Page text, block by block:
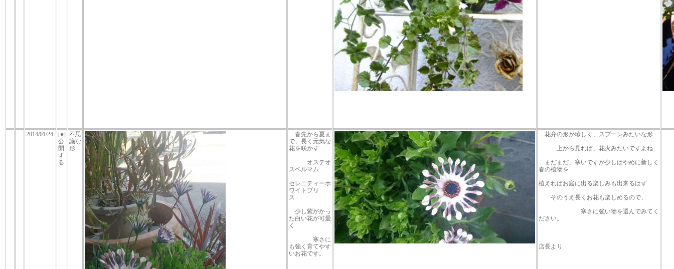
2014/01/24
[●]
公
開
す
る
不思
議な
形
春先から夏ま
で、長く元気な
花を咲かす
オステオ
スペルマム
セレニティーホ
ワイトブリ
ス
少し紫がかっ
た白い花が可愛
く
寒さに
も強く育てやす
いお花です。
花弁の形が珍しく、スプーンみたいな形
上から見れば、花火みたいですよね
まだまだ、寒いですが少しはやめに新しく
春の植物を
植えればお庭に出る楽しみも出来るはず
そのうえ長くお花も楽しめるので、
寒さに強い物を選んでみてく
ださい。
店長より